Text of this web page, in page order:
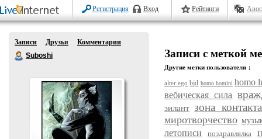
Регистрация Вход Рейтинги
Записи Друзья
Комментарии
Suboshi
Записи с меткой
Другие метки пользователя ↓
alter ego bjd homo homini homo
вебическая сила
зилант зона контакта
миротворчество
летописи поздравлялка